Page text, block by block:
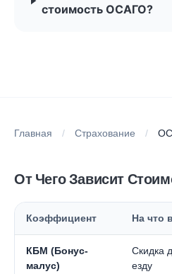
стоимость ОСАГО?
Главная / Страхование /
От Чего Зависит
Коэффициент На что
КБМ (Бонус-
малус)
Скидка
езду